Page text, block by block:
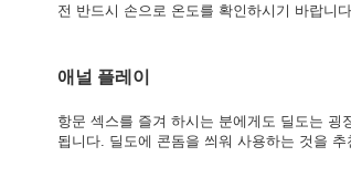
전 반드시 손으로 온도를 확인하시기 바랍니
애널 플레이
항문 섹스를 즐겨 하시는 분에게도 딜도는
됩니다. 딜도에 콘돔을 씌워 사용하는 것을 추